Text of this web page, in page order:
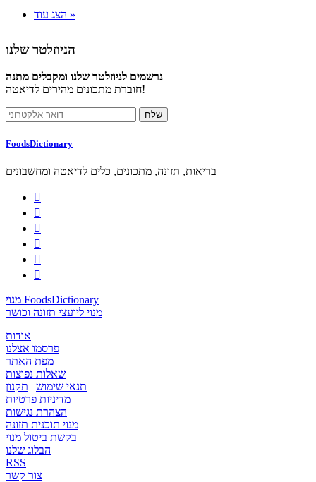
הצג עוד »
הניוזלטר שלנו
נרשמים לניוזלטר שלנו ומקבלים מתנה
חוברת מתכונים מהירים לדיאטה!
FoodsDictionary
בריאות, תזונה, מתכונים, כלים לדיאטה ומחשבונים






מנוי FoodsDictionary
מנוי ליועצי תזונה וכושר
אודות
פרסמו אצלנו
מפת האתר
שאלות נפוצות
תנאי שימוש | תקנון
מדיניות פרטיות
הצהרת נגישות
מנוי תוכנית תזונה
בקשת ביטול מנוי
הבלוג שלנו
RSS
צור קשר